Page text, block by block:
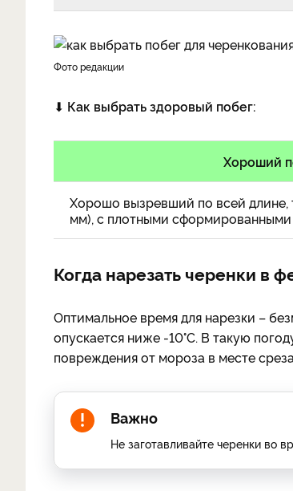
фото редакции
⬇ Как выбрать здоровый побег:
Хороший
Хорошо вызревший по всей
мм), с плотными сформированными
Когда нарезать черенки в
Оптимальное время для нарезки –
опускается ниже -10°C. В такую
повреждения от мороза в месте
Важно
Не заготавливайте черенки во